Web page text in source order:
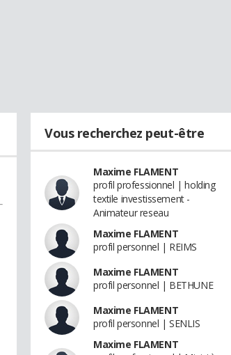
Vous recherchez peut-être
Maxime FLAMENT
profil professionnel | holding
textile investissement -
Animateur reseau
Maxime FLAMENT
profil personnel | REIMS
Maxime FLAMENT
profil personnel | BETHUNE
Maxime FLAMENT
profil personnel | SENLIS
Maxime FLAMENT